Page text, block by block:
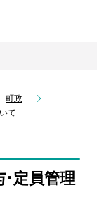
町政
て
定員管理